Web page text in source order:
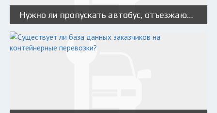
Нужно ли пропускать автобус, отъезжающий от остановки?